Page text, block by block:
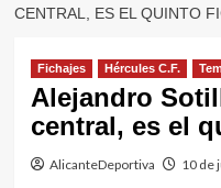
CENTRAL, ES EL QUINTO
Fichajes Hércules C.F.
Alejandro
central, es el
AlicanteDeportiva 10 de